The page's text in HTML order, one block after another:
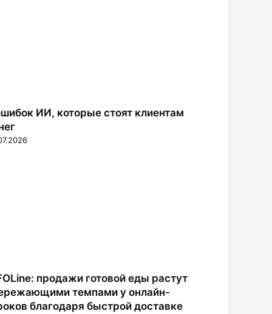
ИИ, которые стоят клиентам
продажи готовой еды растут
темпами у онлайн-
благодаря быстрой доставке